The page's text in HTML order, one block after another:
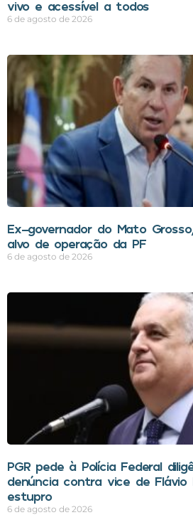
vivo e acessível a todos
6 de agosto de 2026
Ex-governador do Mato
alvo de operação da PF
6 de agosto de 2026
PGR pede à Polícia Federal
denúncia contra vice de Flávio
estupro
6 de agosto de 2026